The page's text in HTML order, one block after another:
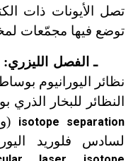
تصل الأيونات ذات
توضع فيها مجمّعات
ـ الفصل الليزري:
نظائر اليورانيوم
النظائر للبخار الذري
isotope separation
لسادس فلوريد